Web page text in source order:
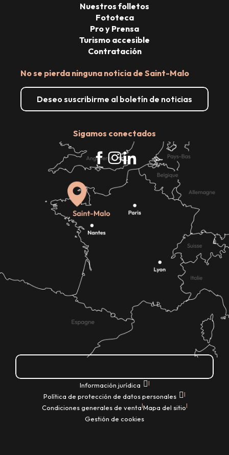
No se pierda ninguna noticia de Saint-Malo
Deseo suscribirme al boletín de noticias
Sigamos conectados
Nuestros folletos
Fototeca
Pro y Prensa
Turismo accesible
Contratación
Información jurídica |
Política de protección de datos personales |
Condiciones generales de venta|Mapa del sitio|
Gestión de cookies